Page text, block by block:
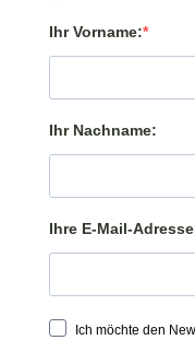
Ihr Vorname:
Ihr Nachname:
Ihre E-Mail-
Ich möchte den